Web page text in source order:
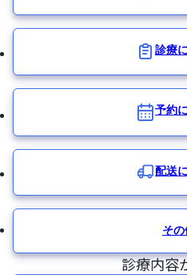
診療
予約
配送
その
診療内容